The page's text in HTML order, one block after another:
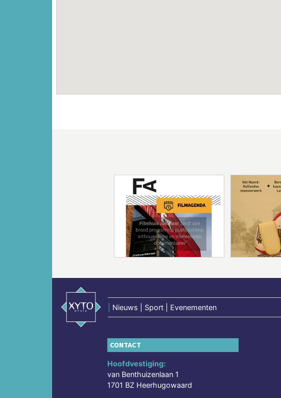
Nieuws | Sport | Evenementen
CONTACT
Hoofdvestiging:
van Benthuizenlaan 1
1701 BZ Heerhugowaard